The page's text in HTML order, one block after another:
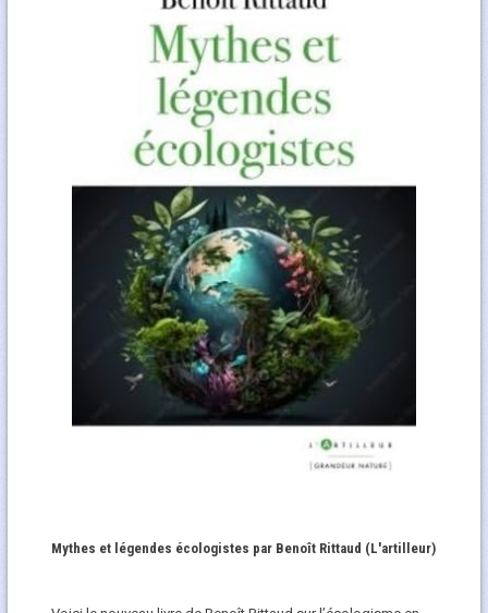
Mythes et légendes écologistes par Benoît Rittaud (L'artilleur)